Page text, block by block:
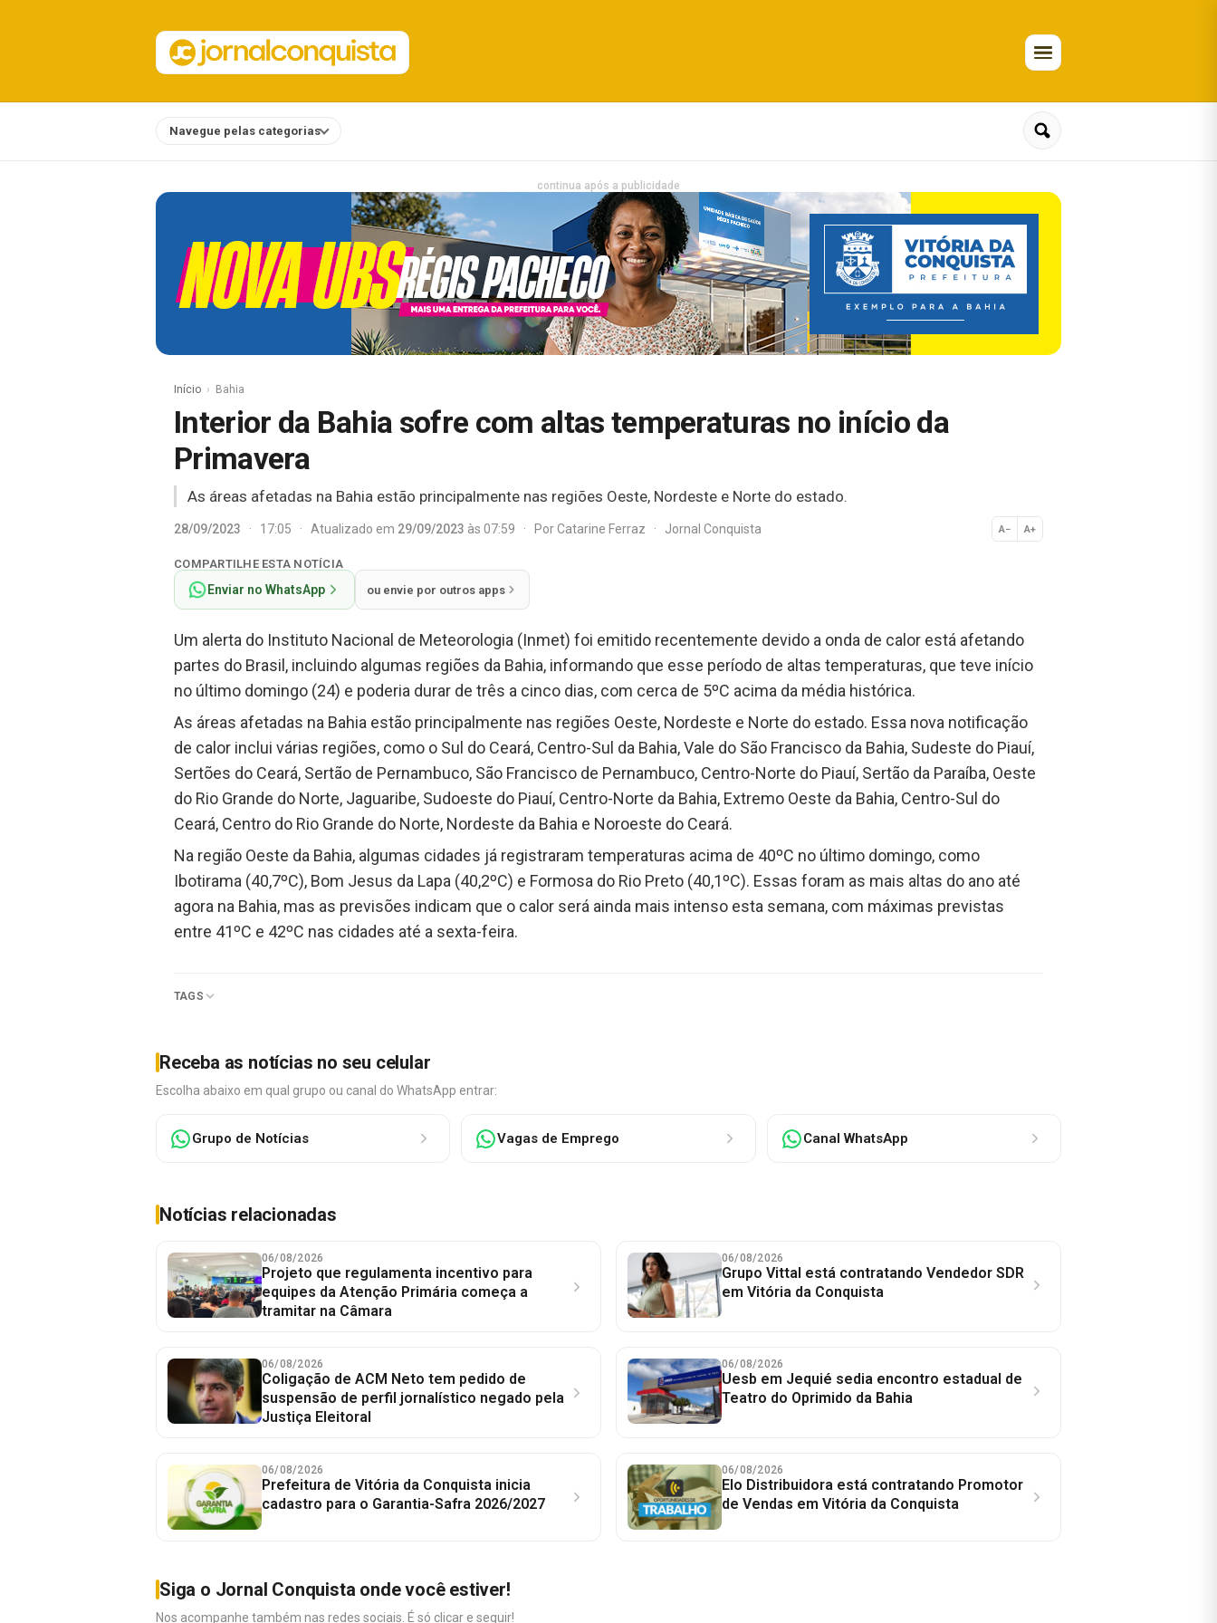
Navegue pelas categorias
continua após a publicidade
Início Bahia
Interior da Bahia sofre com altas temperaturas no início da
Primavera
As áreas afetadas na Bahia estão principalmente nas regiões Oeste, Nordeste e Norte do estado.
28/09/2023 · 17:05 · Atualizado em 29/09/2023 às 07:59 · PorCatarine Ferraz · Jornal Conquista A− A+
Normal
COMPARTILHE ESTA NOTÍCIA
Enviar no WhatsApp ou envie por outros apps
Um alerta do Instituto Nacional de Meteorologia (Inmet) foi emitido recentemente devido a onda de calor está afetando
partes do Brasil, incluindo algumas regiões da Bahia, informando que esse período de altas temperaturas, que teve início
no último domingo (24) e poderia durar de três a cinco dias, com cerca de 5ºC acima da média histórica.
As áreas afetadas na Bahia estão principalmente nas regiões Oeste, Nordeste e Norte do estado. Essa nova notificação
de calor inclui várias regiões, como o Sul do Ceará, Centro-Sul da Bahia, Vale do São Francisco da Bahia, Sudeste do Piauí,
Sertões do Ceará, Sertão de Pernambuco, São Francisco de Pernambuco, Centro-Norte do Piauí, Sertão da Paraíba, Oeste
do Rio Grande do Norte, Jaguaribe, Sudoeste do Piauí, Centro-Norte da Bahia, Extremo Oeste da Bahia, Centro-Sul do
Ceará, Centro do Rio Grande do Norte, Nordeste da Bahia e Noroeste do Ceará.
Na região Oeste da Bahia, algumas cidades já registraram temperaturas acima de 40ºC no último domingo, como
Ibotirama (40,7ºC), Bom Jesus da Lapa (40,2ºC) e Formosa do Rio Preto (40,1ºC). Essas foram as mais altas do ano até
agora na Bahia, mas as previsões indicam que o calor será ainda mais intenso esta semana, com máximas previstas
entre 41ºC e 42ºC nas cidades até a sexta-feira.
TAGS
Receba as notícias no seu celular
Escolha abaixo em qual grupo ou canal do WhatsApp entrar:
Grupo de Notícias Vagas de Emprego Canal WhatsApp
Notícias relacionadas
06/08/2026
Projeto que regulamenta incentivo para
equipes da Atenção Primária começa a
tramitar na Câmara
06/08/2026
Grupo Vittal está contratando Vendedor SDR
em Vitória da Conquista
06/08/2026
Coligação de ACM Neto tem pedido de
suspensão de perfil jornalístico negado pela
Justiça Eleitoral
06/08/2026
Uesb em Jequié sedia encontro estadual de
Teatro do Oprimido da Bahia
06/08/2026
Prefeitura de Vitória da Conquista inicia
cadastro para o Garantia-Safra 2026/2027
06/08/2026
Elo Distribuidora está contratando Promotor
de Vendas em Vitória da Conquista
Siga o Jornal Conquista onde você estiver!
Nos acompanhe também nas redes sociais. É só clicar e seguir!